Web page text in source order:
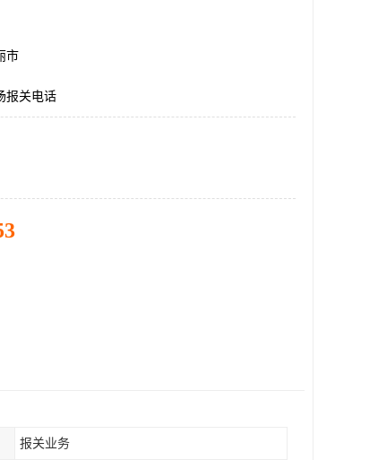
市
报关电话
报关业务